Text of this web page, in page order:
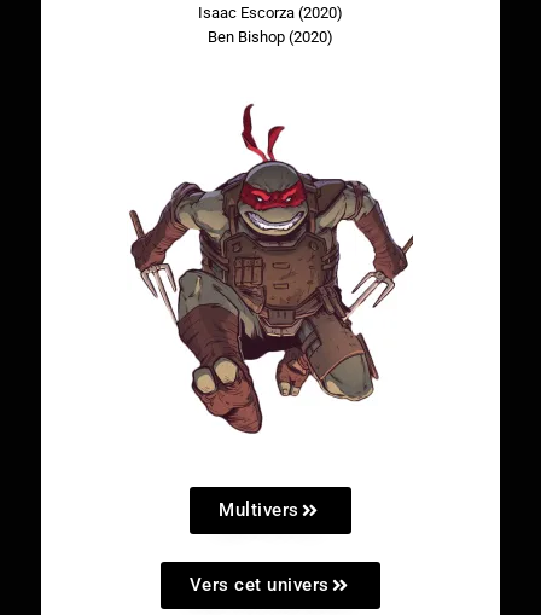
Isaac Escorza (2020)
Ben Bishop (2020)
Multivers
Vers cet univers